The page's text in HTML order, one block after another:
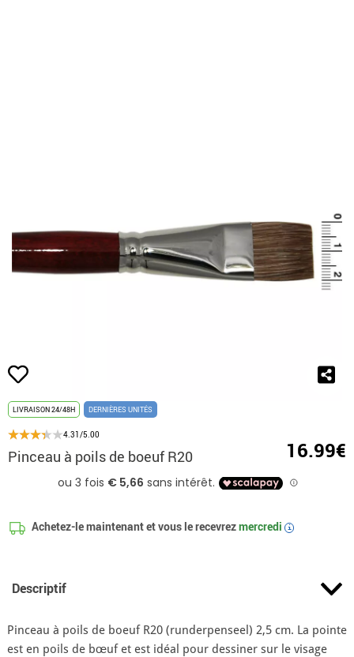
LIVRAISON 24/48H DERNIÈRES UNITÉS
4.31/5.00
Pinceau à poils de boeuf R20 16.99€
Achetez-le maintenant et vous le recevrezmercredi i
Descriptif
Pinceau à poils de boeuf R20 (runderpenseel) 2,5 cm. La pointe
est en poils de bœuf et est idéal pour dessiner sur le visage